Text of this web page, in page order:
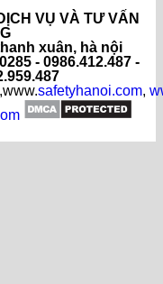
VỤ VÀ TƯ VẤN
xuân, hà nội
- 0986.412.487 -
,www.safetyhanoi.com,